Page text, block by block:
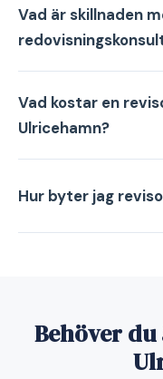
Vad är skillnaden
Vad kostar en
Ulricehamn?
Hur byter jag
Behöver